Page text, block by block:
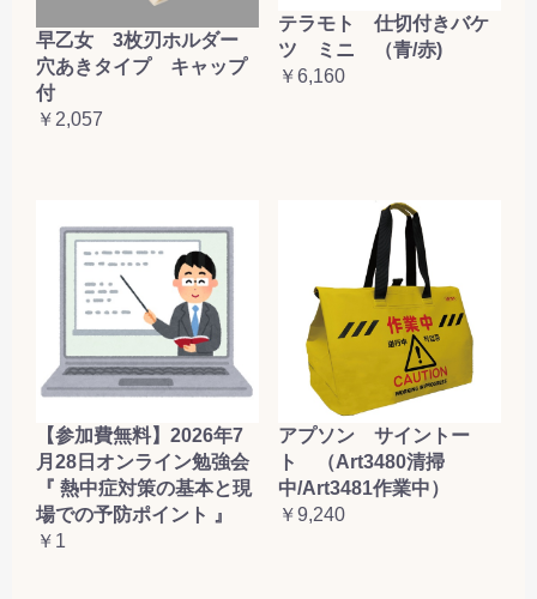
早乙女 3枚刃ホルダー
穴あきタイプ キャップ
付
￥2,057
テラモト 仕切付きバケ
ツ ミニ （青/赤)
￥6,160
【参加費無料】2026年7
月28日オンライン勉強会
『 熱中症対策の基本と現
場での予防ポイント 』
￥1
アプソン サイントー
ト （Art3480清掃
中/Art3481作業中）
￥9,240